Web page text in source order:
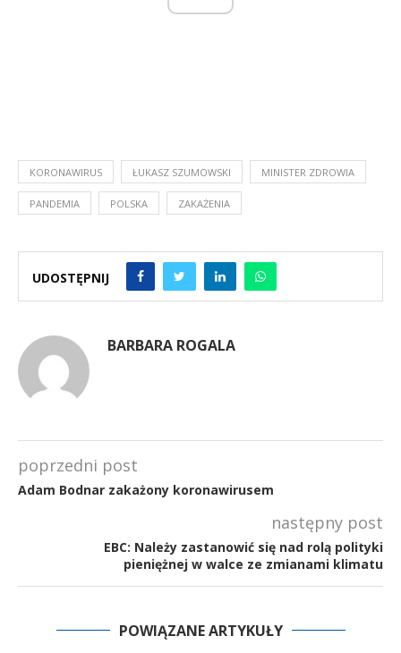
KORONAWIRUS ŁUKASZ SZUMOWSKI MINISTER ZDROWIA
PANDEMIA POLSKA ZAKAŻENIA
UDOSTĘPNIJ
BARBARA ROGALA
poprzedni post
Adam Bodnar zakażony koronawirusem
następny post
EBC: Należy zastanowić się nad rolą polityki
pieniężnej w walce ze zmianami klimatu
POWIĄZANE ARTYKUŁY